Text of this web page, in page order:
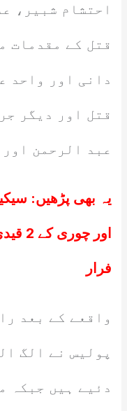
احتشام شبیر،
قتل کے مقدمات
دانی اور واحد
قتل اور دیگر
عبد الرحمن
یہ بھی پڑھیں:
اور
فرار
واقعے کے بعد
پولیس نے الگ
دئیے ہیں جبکہ